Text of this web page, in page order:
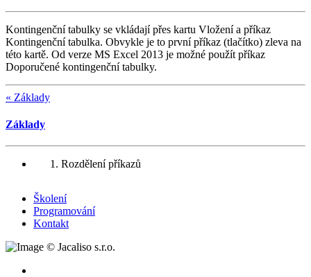
Kontingenční tabulky se vkládají přes kartu Vložení a příkaz
Kontingenční tabulka. Obvykle je to první příkaz (tlačítko) zleva na
této kartě. Od verze MS Excel 2013 je možné použít příkaz
Doporučené kontingenční tabulky.
« Základy
Základy
Rozdělení příkazů
Školení
Programování
Kontakt
© Jacaliso s.r.o.